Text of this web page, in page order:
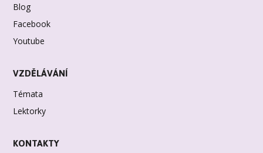
Blog
Facebook
Youtube
VZDĚLÁVÁNÍ
Témata
Lektorky
KONTAKTY